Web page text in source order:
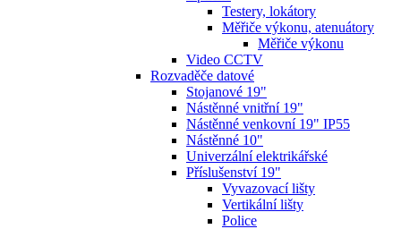
Testery, lokátory
Měřiče výkonu, atenuátory
Měřiče výkonu
Video CCTV
Rozvaděče datové
Stojanové 19"
Nástěnné vnitřní 19"
Nástěnné venkovní 19" IP55
Nástěnné 10"
Univerzální elektrikářské
Příslušenství 19"
Vyvazovací lišty
Vertikální lišty
Police